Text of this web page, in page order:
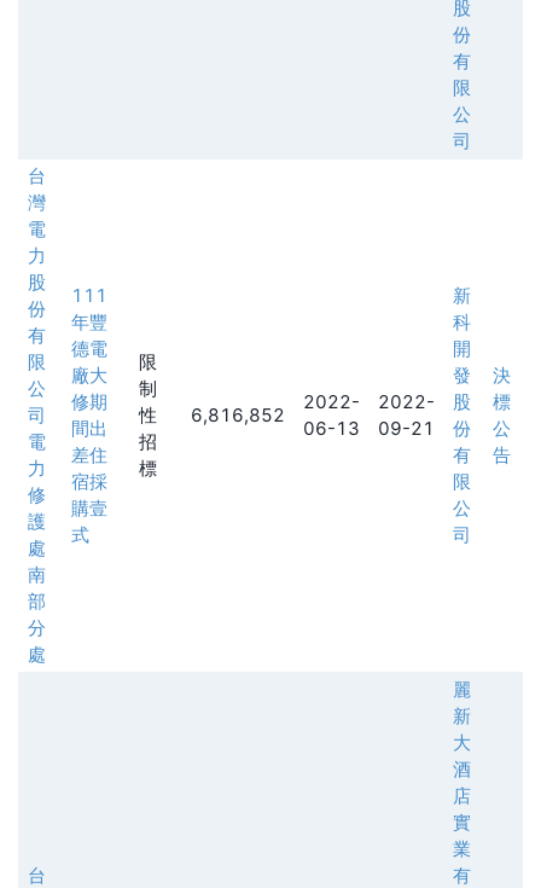
股
份
有
限
公
司
台
灣
電
力
股
份
有
限
公
司
電
力
修
護
處
南
部
分
處
111
年豐
德電
廠大
修期
間出
差住
宿採
購壹
式
限
制
性
招
標
6,816,852
2022-
06-13
2022-
09-21
新
科
開
發
股
份
有
限
公
司
決
標
公
告
台
麗
新
大
酒
店
實
業
有